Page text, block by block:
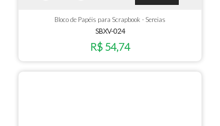
Bloco de Papéis para Scrapbook - Sereias
SBXV-024
R$ 54,74